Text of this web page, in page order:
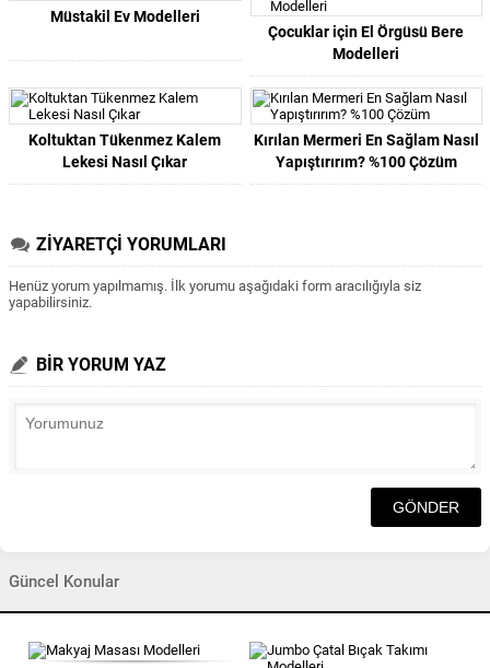
Müstakil Ev Modelleri
Çocuklar için El Örgüsü Bere
Modelleri
Koltuktan Tükenmez Kalem
Lekesi Nasıl Çıkar
Kırılan Mermeri En Sağlam Nasıl
Yapıştırırım? %100 Çözüm
ZİYARETÇİ YORUMLARI
Henüz yorum yapılmamış. İlk yorumu aşağıdaki form aracılığıyla siz
yapabilirsiniz.
BİR YORUM YAZ
Güncel Konular